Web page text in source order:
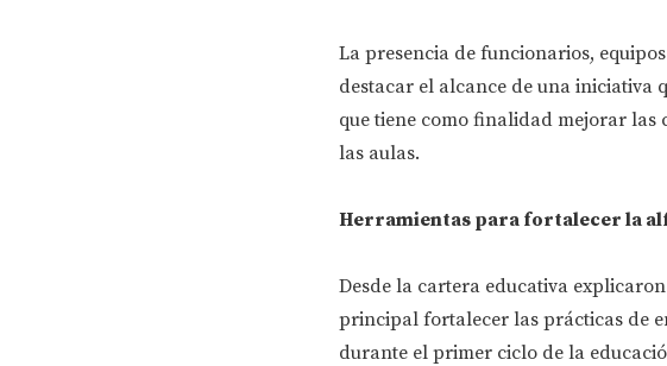
La presencia de funcionarios,
destacar el alcance de una iniciativa
que tiene como finalidad mejorar las
las aulas.
Herramientas para fortalecer la
Desde la cartera educativa
principal fortalecer las prácticas de
durante el primer ciclo de la